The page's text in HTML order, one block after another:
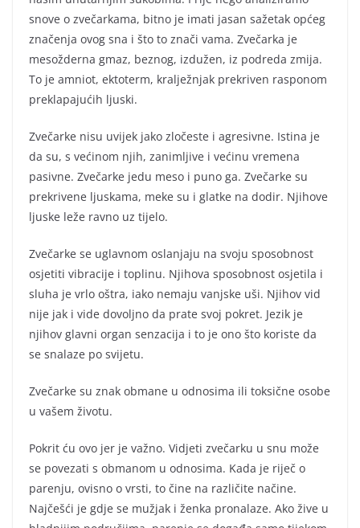
snove o zvečarkama, bitno je imati jasan sažetak općeg
značenja ovog sna i što to znači vama. Zvečarka je
mesožderna gmaz, beznog, izdužen, iz podreda zmija.
To je amniot, ektoterm, kralježnjak prekriven rasponom
preklapajućih ljuski.
Zvečarke nisu uvijek jako zločeste i agresivne. Istina je
da su, s većinom njih, zanimljive i većinu vremena
pasivne. Zvečarke jedu meso i puno ga. Zvečarke su
prekrivene ljuskama, meke su i glatke na dodir. Njihove
ljuske leže ravno uz tijelo.
Zvečarke se uglavnom oslanjaju na svoju sposobnost
osjetiti vibracije i toplinu. Njihova sposobnost osjetila i
sluha je vrlo oštra, iako nemaju vanjske uši. Njihov vid
nije jak i vide dovoljno da prate svoj pokret. Jezik je
njihov glavni organ senzacija i to je ono što koriste da
se snalaze po svijetu.
Zvečarke su znak obmane u odnosima ili toksične osobe
u vašem životu.
Pokrit ću ovo jer je važno. Vidjeti zvečarku u snu može
se povezati s obmanom u odnosima. Kada je riječ o
parenju, ovisno o vrsti, to čine na različite načine.
Najčešći je gdje se mužjak i ženka pronalaze. Ako žive u